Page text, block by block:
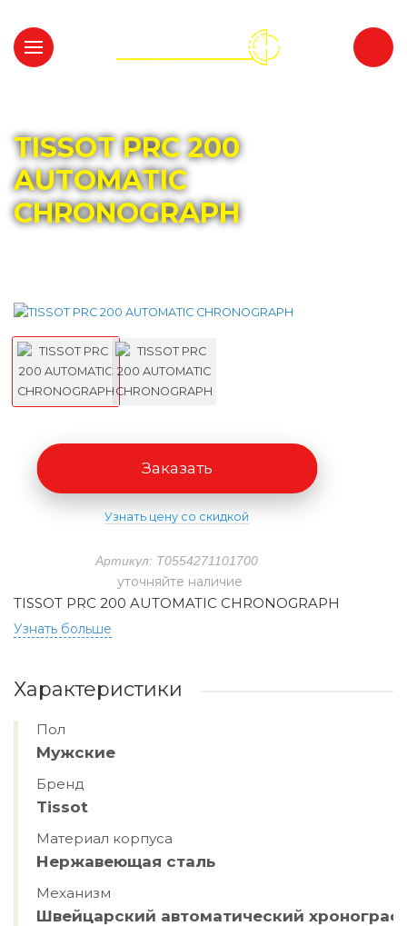
TISSOT PRC 200
AUTOMATIC
CHRONOGRAPH
Артикул: T0554271101700
уточняйте наличие
TISSOT PRC 200 AUTOMATIC CHRONOGRAPH
Узнать больше
Заказать
Узнать цену со скидкой
Характеристики
Пол
Мужские
Бренд
Tissot
Материал корпуса
Нержавеющая сталь
Механизм
Швейцарский автоматический хронограф